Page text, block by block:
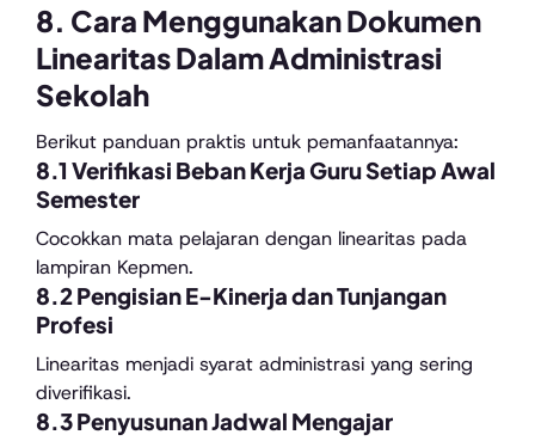
8. Cara Menggunakan Dokumen
Linearitas Dalam Administrasi
Sekolah
Berikut panduan praktis untuk pemanfaatannya:
8.1 Verifikasi Beban Kerja Guru Setiap Awal
Semester
Cocokkan mata pelajaran dengan linearitas pada
lampiran Kepmen.
8.2 Pengisian E-Kinerja dan Tunjangan
Profesi
Linearitas menjadi syarat administrasi yang sering
diverifikasi.
8.3 Penyusunan Jadwal Mengajar